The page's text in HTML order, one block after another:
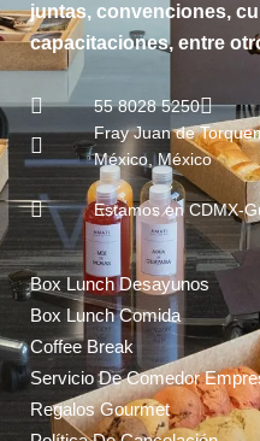
juntas, convenciones,
capacitaciones, entre
55 8028 5250
Fray Juan de
México, México
Estamos en CDMX-
Box Lunch Desayunos
Box Lunch Comida
Coffee Break
Servicio De Comedor
Regalos Gourmet